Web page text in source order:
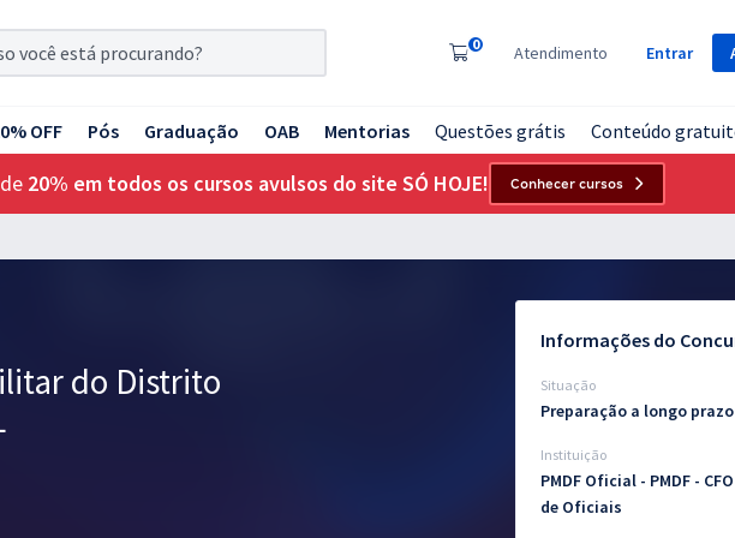
0 Atendimento Entrar
OFF Pós Graduação OAB Mentorias Questões grátis Conteúdo
20% em todos os cursos avulsos do site SÓ HOJE! Conhecer cursos
do Distrito
Informações do
Situação
Preparação a longo prazo
Instituição
PMDF Oficial - PMDF -
de Oficiais